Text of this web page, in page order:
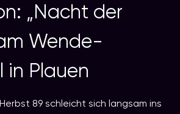
„Nacht der
Wende-
in Plauen
89 schleicht sich langsam ins